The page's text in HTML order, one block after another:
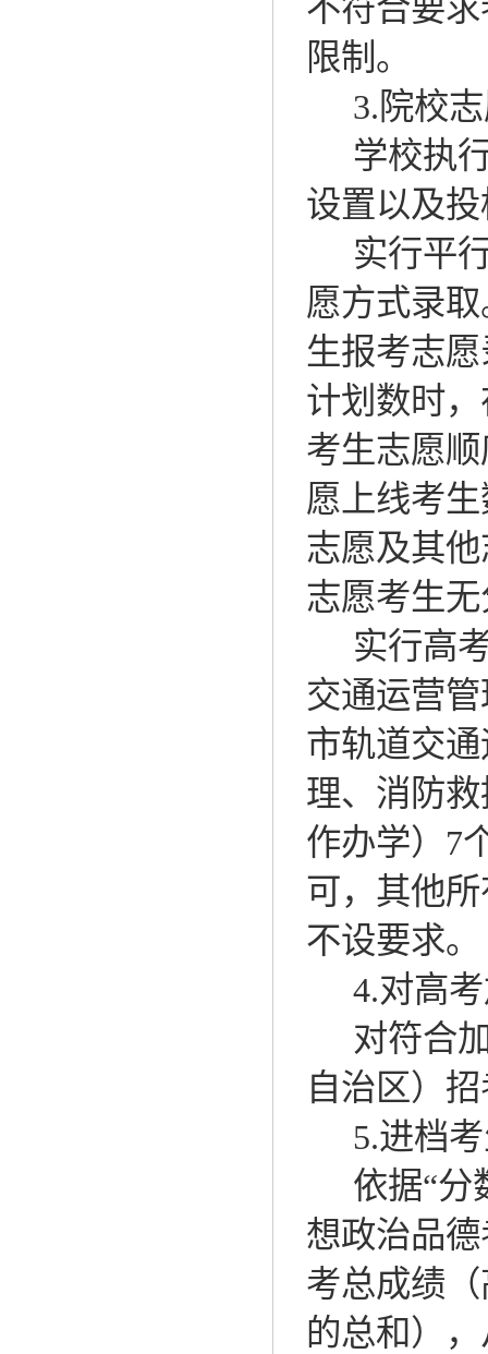
不符合要
限制。
3. 院校
学校执
设置以及
实行平
愿方式录
生报考志
计划数时
考生志愿
愿上线考
志愿及其
志愿考生
实行高
交通运营
市轨道交
理、消防
作办学） 7
可，其他
不设要求。
4.对高
对符合
自治区）
5.进档
依据“分
想政治品
考总成绩
的总和）